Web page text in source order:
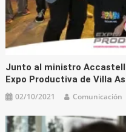
Junto al ministro
Expo Productiva de Villa
02/10/2021 Comunicación